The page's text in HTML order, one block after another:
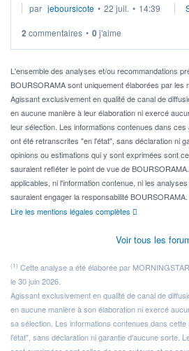
via un ETF plutôt que des actions
Idéalement, je voudrais qu'il soit
Pour l' ...
par jeboursicote • 22 juil. • 14:39
2 commentaires • 0j'aime
L'ensemble des analyses et/ou recommandations
BOURSORAMA sont uniquement élaborées par les
Agissant exclusivement en qualité de canal de
en aucune manière à leur élaboration ni exercé
leur sélection. Les informations contenues dans
ont été retranscrites "en l'état", sans déclaration ni
opinions ou estimations qui y sont exprimées sont
sauraient refléter le point de vue de
applicables, ni l'information contenue, ni les
sauraient engager la responsabilité BOURSORAMA.
Lire les mentions légales complètes
Voir tous les
(1) Cette analyse a été élaborée par
le 30 juin 2026.
Agissant exclusivement en qualité de canal de
en aucune manière à son élaboration ni exercé
sa sélection. Les informations contenues dans
l'état", sans déclaration ni garantie d'aucune sorte.